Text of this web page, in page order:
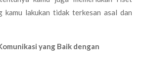
kamu lakukan tidak terkesan asal dan
yang Baik dengan